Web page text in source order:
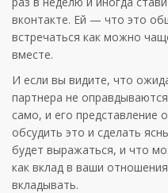
вконтакте. Ей — что это
встречаться как можно
вместе.
И если вы видите, что
партнера не
само, и его представление
обсудить это и сделать
будет выражаться, и что
как вклад в ваши
вкладывать.